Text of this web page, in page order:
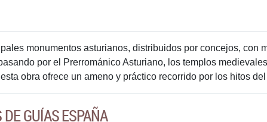
monumentos asturianos, distribuidos por concejos, con
por el Prerrománico Asturiano, los templos
obra ofrece un ameno y práctico recorrido por los hitos
GUÍAS ESPAÑA